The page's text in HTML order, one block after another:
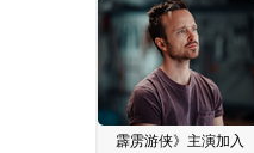
霹雳游侠》主演加入